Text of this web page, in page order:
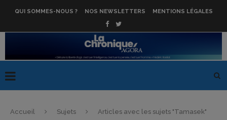
QUI SOMMES-NOUS ? NOS NEWSLETTERS MENTIONS LÉGALES
Accueil Sujets Articles avec les sujets "Tamasek"